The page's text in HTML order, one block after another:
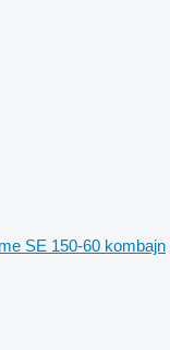
SE 150-60 kombajn